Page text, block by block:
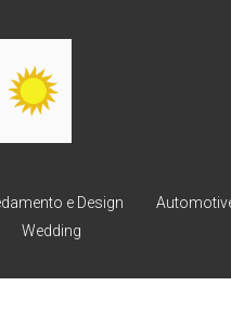
e Design
Wedding